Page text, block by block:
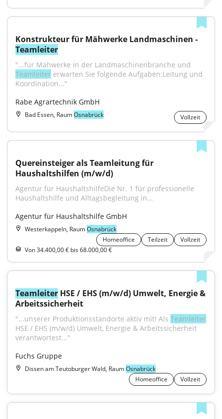
Teamleiter
Teamleiter erwarten Sie folgende Aufgaben:Leitung und
Koordination..."
Rabe Agrartechnik GmbH
Bad Essen, RaumOsnabrück Vollzeit
Quereinsteiger als Teamleitung für
Haushaltshilfen (m/w/d)
Agentur für HaushaltshilfeDie Nr. 1 für professionelle
Haushaltshilfe und Alltagsbegleitung in...
Agentur für Haushaltshilfe GmbH
Westerkappeln, RaumOsnabrück
Homeoffice
Teilzeit
Vollzeit
Von 34.400,00 € bis 68.000,00 €
Teamleiter HSE / EHS (m/w/d) Umwelt, Energie &
Arbeitssicherheit
"...unserer Produktionsstandorte aktiv mit! Als Teamleiter
HSE / EHS (m/w/d) Umwelt, Energie & Arbeitssicherheit
verantwortest..."
Fuchs Gruppe
Dissen am Teutoburger Wald, RaumOsnabrück
Homeoffice
Vollzeit